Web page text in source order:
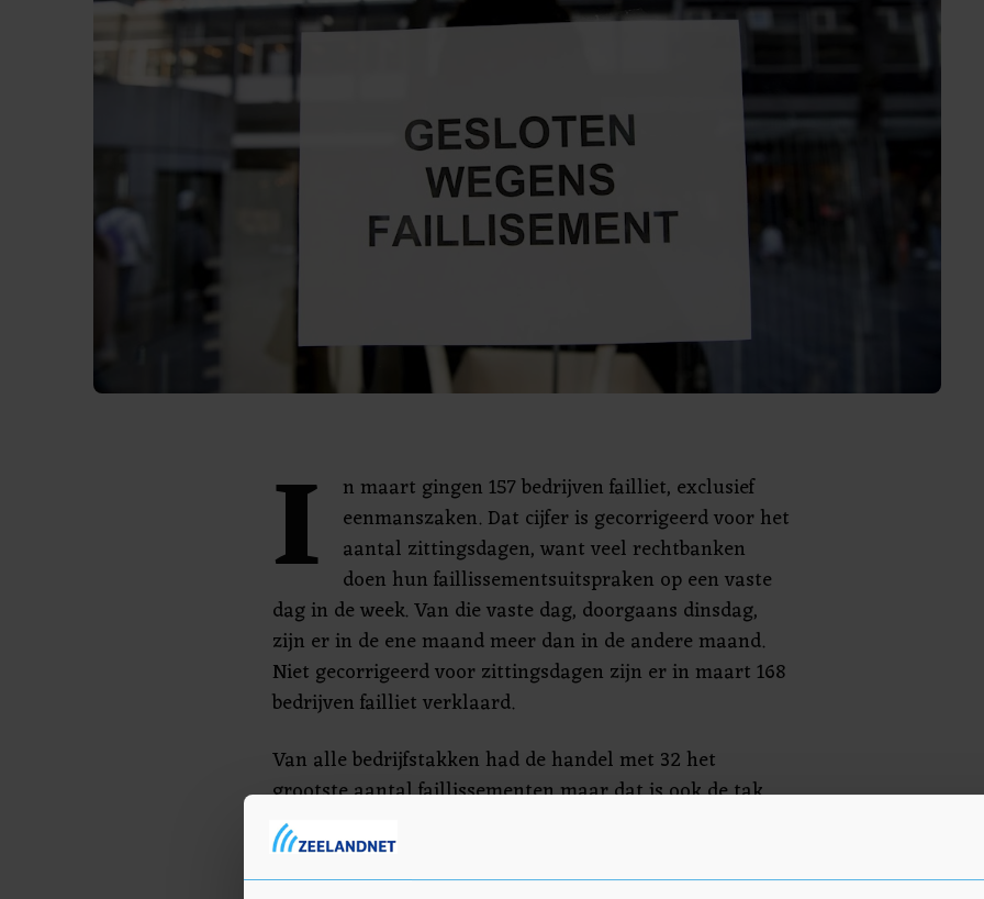
I
n maart gingen 157 bedrijven failliet, exclusief
eenmanszaken. Dat cijfer is gecorrigeerd voor het
aantal zittingsdagen, want veel rechtbanken
doen hun faillissementsuitspraken op een vaste
dag in de week. Van die vaste dag, doorgaans dinsdag,
zijn er in de ene maand meer dan in de andere maand.
Niet gecorrigeerd voor zittingsdagen zijn er in maart 168
bedrijven failliet verklaard.
Van alle bedrijfstakken had de handel met 32 het
grootste aantal faillissementen maar dat is ook de tak
met de meeste ondernemingen. Relatief gezien werden in
februari de meeste faillissementen uitgesproken in de
sector verhuur en overige zakelijke diensten.